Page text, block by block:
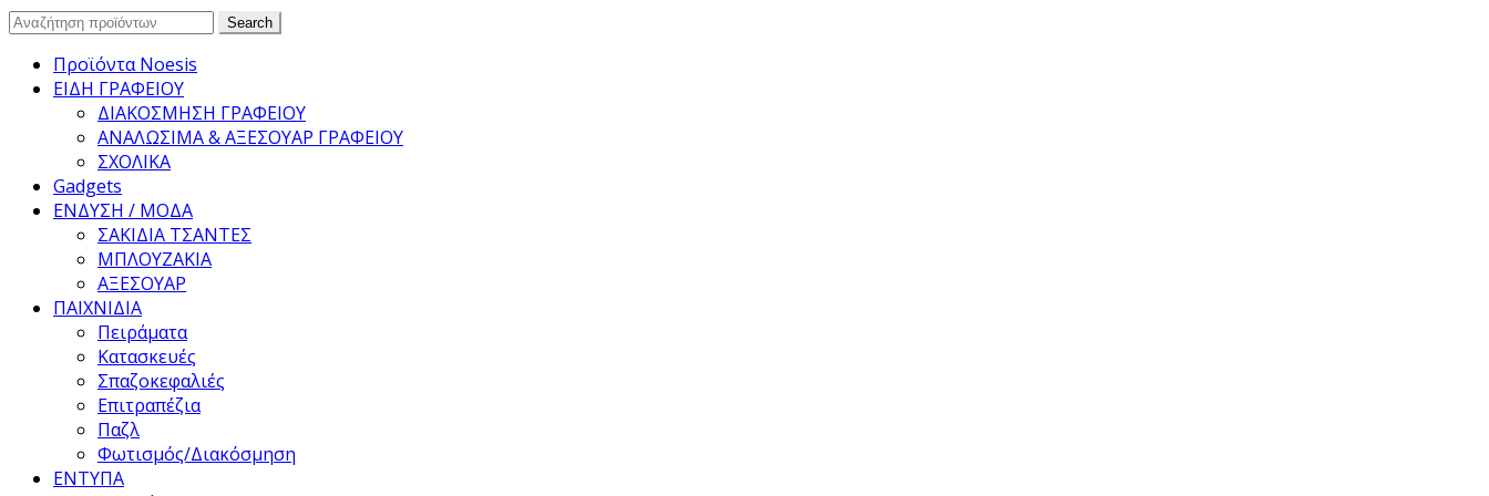
Search
Search
Προϊόντα Noesis
ΕΙΔΗ ΓΡΑΦΕΙΟΥ
ΔΙΑΚΟΣΜΗΣΗ ΓΡΑΦΕΙΟΥ
ΑΝΑΛΩΣΙΜΑ & ΑΞΕΣΟΥΑΡ ΓΡΑΦΕΙΟΥ
ΣΧΟΛΙΚΑ
Gadgets
ΕΝΔΥΣΗ / ΜΟΔΑ
ΣΑΚΙΔΙΑ ΤΣΑΝΤΕΣ
ΜΠΛΟΥΖΑΚΙΑ
ΑΞΕΣΟΥΑΡ
ΠΑΙΧΝΙΔΙΑ
Πειράματα
Κατασκευές
Σπαζοκεφαλιές
Επιτραπέζια
Παζλ
Φωτισμός/Διακόσμηση
ΕΝΤΥΠΑ